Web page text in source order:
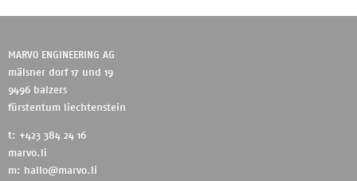
MARVO ENGINEERING AG
mälsner dorf 17 und 19
9496 balzers
fürstentum liechtenstein
t: +423 384 24 16
marvo.li
m:
hallo@marvo.li